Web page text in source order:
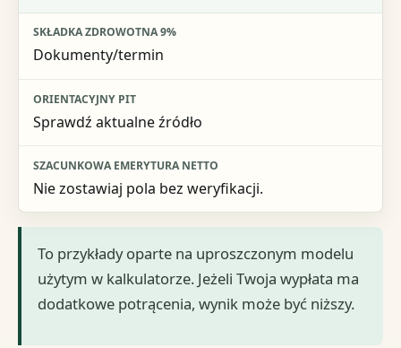
Dokumenty/termin
Sprawdź aktualne źródło
Nie zostawiaj pola bez weryfikacji.
To przykłady oparte na uproszczonym modelu
użytym w kalkulatorze. Jeżeli Twoja wypłata ma
dodatkowe potrącenia, wynik może być niższy.